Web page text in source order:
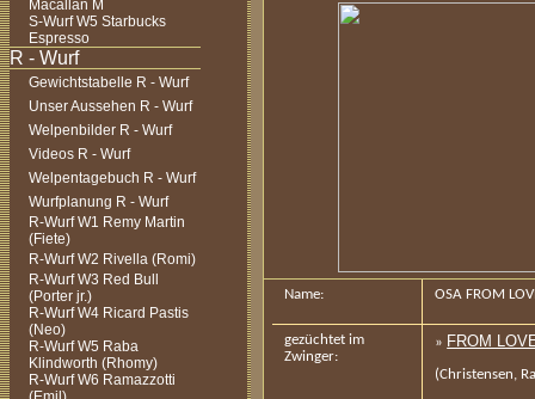
Macallan M
S-Wurf W5 Starbucks
Espresso
Gewichtstabelle R - Wurf
Unser Aussehen R - Wurf
Welpenbilder R - Wurf
Videos R - Wurf
Welpentagebuch R - Wurf
Wurfplanung R - Wurf
R-Wurf W1 Remy Martin
(Fiete)
R-Wurf W2 Rivella (Romi)
R-Wurf W3 Red Bull
(Porter jr.)
R-Wurf W4 Ricard Pastis
(Neo)
R-Wurf W5 Raba
Klindworth (Rhomy)
R-Wurf W6 Ramazzotti
Name: OSA FROM
gezüchtet im
Zwinger:
» FROM
(Christensen,